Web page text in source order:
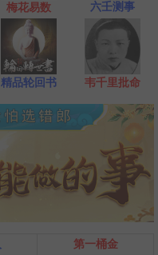
梅花易数 六壬测事
精品轮回书 韦千里批命
第一桶金